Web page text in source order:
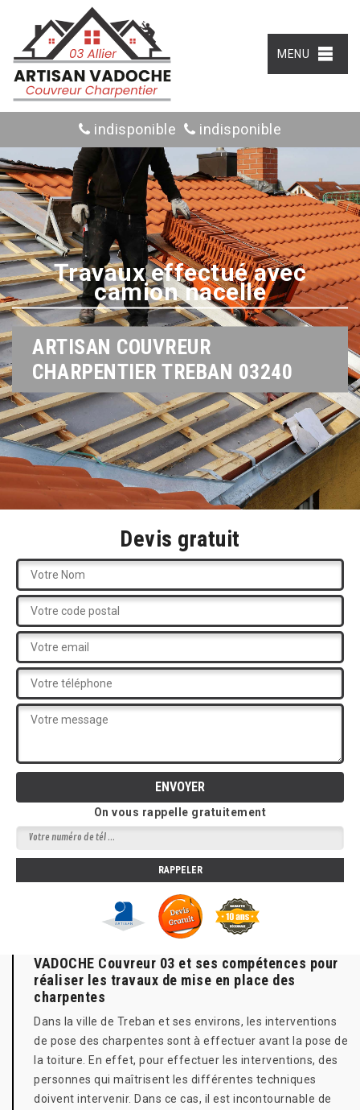
MENU
indisponible indisponible
Travaux effectué avec
camion nacelle
ARTISAN COUVREUR
CHARPENTIER TREBAN 03240
Devis gratuit
On vous rappelle gratuitement
VADOCHE Couvreur 03 et ses compétences pour
réaliser les travaux de mise en place des
charpentes
Dans la ville de Treban et ses environs, les interventions
de pose des charpentes sont à effectuer avant la pose de
la toiture. En effet, pour effectuer les interventions, des
personnes qui maîtrisent les différentes techniques
doivent intervenir. Dans ce cas, il est incontournable de